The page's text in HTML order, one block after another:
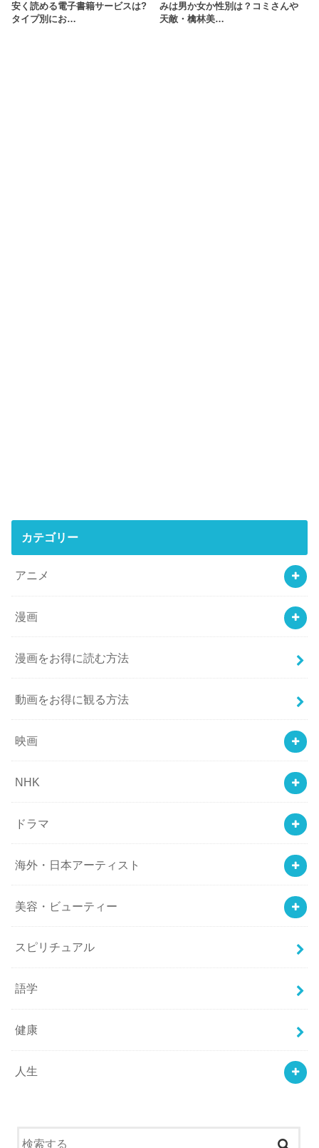
安く読める電子書籍サービスは?
タイプ別にお…
みは男か女か性別は？コミさんや
天敵・檎林美…
カテゴリー
アニメ
漫画
漫画をお得に読む方法
動画をお得に観る方法
映画
NHK
ドラマ
海外・日本アーティスト
美容・ビューティー
スピリチュアル
語学
健康
人生